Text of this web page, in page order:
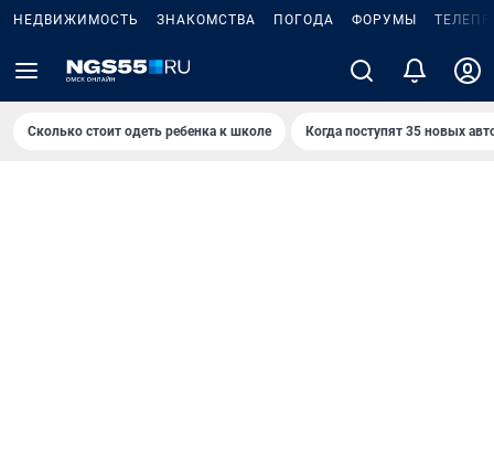
НЕДВИЖИМОСТЬ ЗНАКОМСТВА ПОГОДА ФОРУМЫ
Сколько стоит одеть ребенка к школе Когда поступят 35 новых